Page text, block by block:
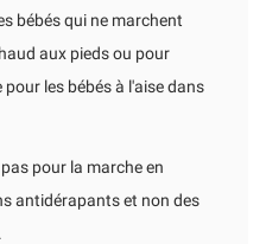
bébés qui ne marchent
aux pieds ou pour
les bébés à l'aise dans
pour la marche en
antidérapants et non des